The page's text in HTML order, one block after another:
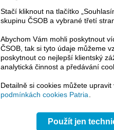
Optimismus kolem amerických akcií ze
konci, přičemž průzkumy ukazují, že
V poslední době se mluvilo o
těžit z vítězství republikánského
Technology Group. Nicméně největší
nejvíce záleží na síle zisků, ve
velikost uvolňování Fedu.
„Vím, že volby přinášejí spoustu emocí
ne, ale nenechte, aby to ovlivnilo vaše
Stačí kliknout na tlačítko
skupinu ČSOB a vybrané třetí
Abychom Vám mohli poskytnout
ČSOB, tak si tyto údaje můžeme
poskytnout co nejlepší klientský
analytická činnost a předávání
Detailně si cookies můžete
podmínkách cookies Patria.
Použít jen